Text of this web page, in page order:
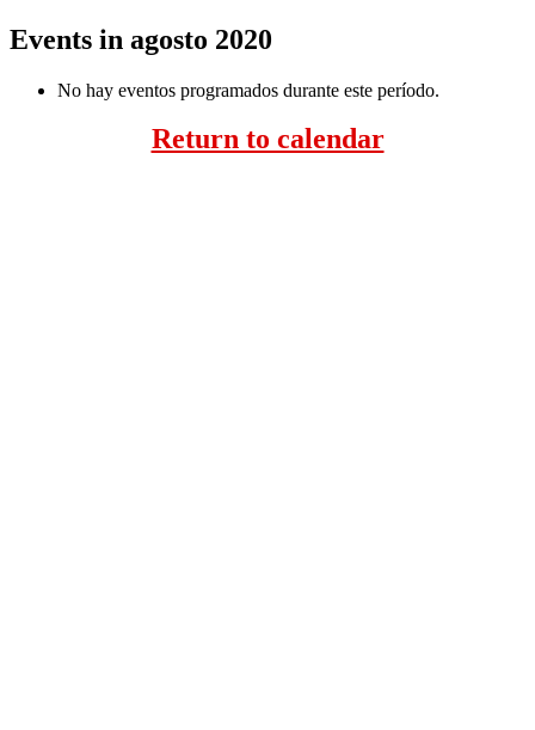
Events in agosto 2020
No hay eventos programados durante este período.
Return to calendar